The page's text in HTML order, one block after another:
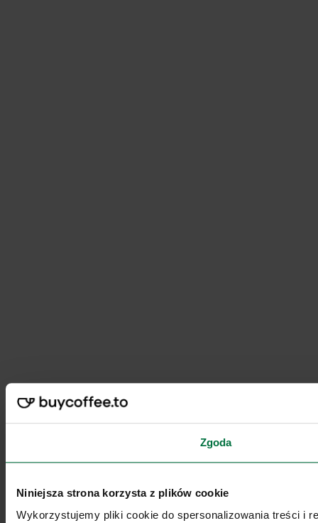
Zgoda
Niniejsza strona korzysta z plików cookie
Wykorzystujemy pliki cookie do spersonalizowania treści i